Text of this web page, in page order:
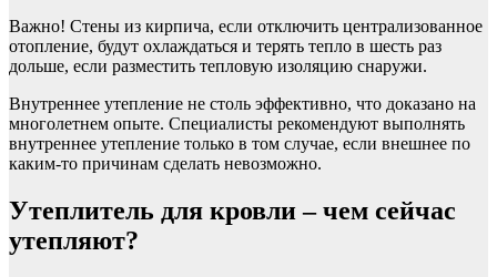
Важно! Стены из кирпича, если отключить централизованное
отопление, будут охлаждаться и терять тепло в шесть раз
дольше, если разместить тепловую изоляцию снаружи.
Внутреннее утепление не столь эффективно, что доказано на
многолетнем опыте. Специалисты рекомендуют выполнять
внутреннее утепление только в том случае, если внешнее по
каким-то причинам сделать невозможно.
Утеплитель для кровли – чем сейчас
утепляют?